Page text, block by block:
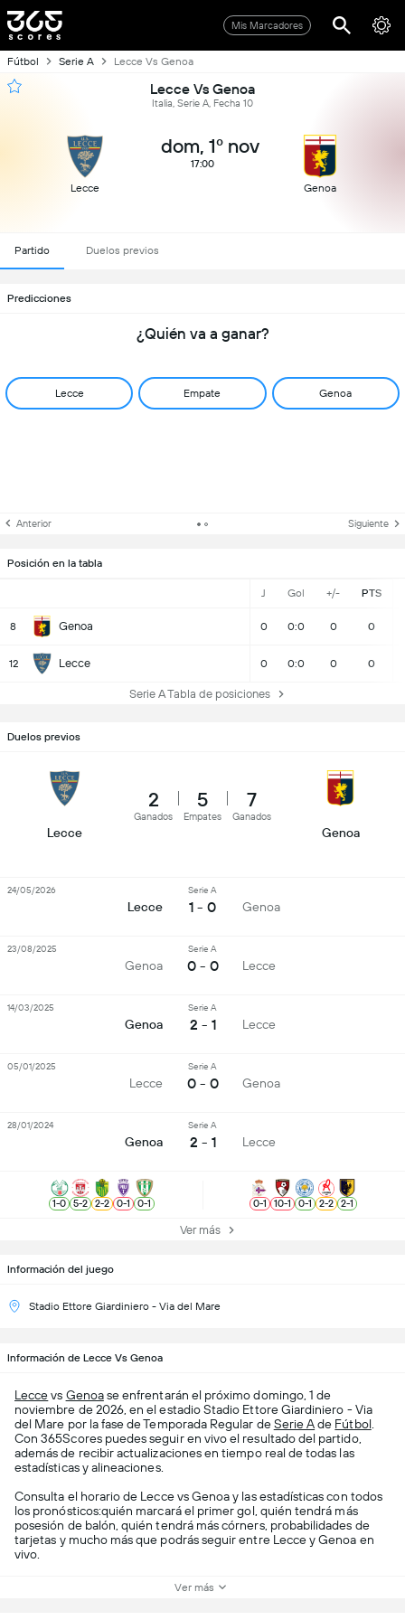
Mis Marcadores
Fútbol Serie A Lecce Vs Genoa
Lecce Vs Genoa
Italia, Serie A, Fecha 10
Lecce
dom, 1º nov
17:00
Genoa
Partido Duelos previos
Predicciones
¿Quién va a ganar?
Lecce Empate Genoa
Anterior Siguiente
Posición en la tabla
J Gol +/- PTS
8 Genoa 0 0:0 0 0
12 Lecce 0 0:0 0 0
Serie A Tabla de posiciones
Información del juego
Stadio Ettore Giardiniero - Via del Mare
Duelos previos
Lecce
2
Ganados
5
Empates
7
Ganados
Genoa
Lecce
Serie A
1 - 0 Genoa
24/05/2026
Genoa
Serie A
0 - 0 Lecce
23/08/2025
Genoa
Serie A
2 - 1 Lecce
14/03/2025
Lecce
Serie A
0 - 0 Genoa
05/01/2025
Genoa
Serie A
2 - 1 Lecce
28/01/2024
1-0 5-2 2-2 0-1 0-1 0-1 10-1 0-1 2-2 2-1
Ver más
Información de Lecce Vs Genoa
Leccevs Genoase enfrentarán el próximo domingo, 1 de
noviembre de 2026, en el estadio Stadio Ettore Giardiniero - Via
del Mare por la fase de Temporada Regular deSerie Ade Fútbol
Con 365Scores puedes seguir en vivo el resultado del partido,
además de recibir actualizaciones en tiempo real de todas las
estadísticas y alineaciones.
Consulta el horario de Lecce vs Genoa y las estadísticas con todos
los pronósticos:quién marcará el primer gol, quién tendrá más
posesión de balón, quién tendrá más córners, probabilidades de
tarjetas y mucho más que podrás seguir entre Lecce y Genoa en
vivo.
Ver más